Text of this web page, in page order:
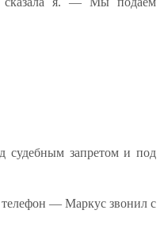
судебным запретом и под
— Маркус звонил с